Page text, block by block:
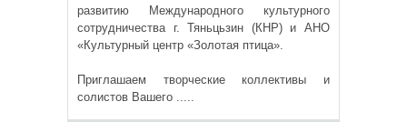
развитию Международного культурного
сотрудничества г. Тяньцьзин (КНР) и АНО
«Культурный центр «Золотая птица».
Приглашаем творческие коллективы и
солистов Вашего .....